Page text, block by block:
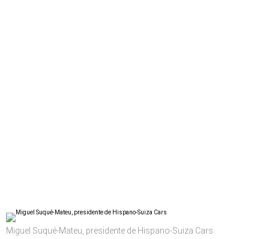
Miguel Suqué-Mateu, presidente de Hispano-Suiza Cars